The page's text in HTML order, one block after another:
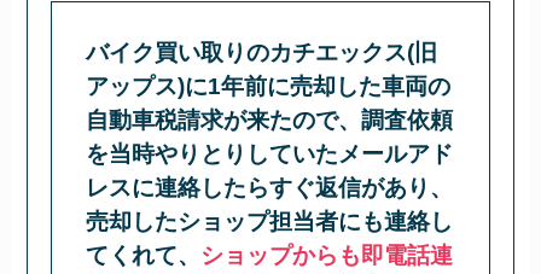
バイク買い取りのカチエックス(旧
アップス)に1年前に売却した車両の
自動車税請求が来たので、調査依頼
を当時やりとりしていたメールアド
レスに連絡したらすぐ返信があり、
売却したショップ担当者にも連絡し
てくれて、 ショップからも即電話連